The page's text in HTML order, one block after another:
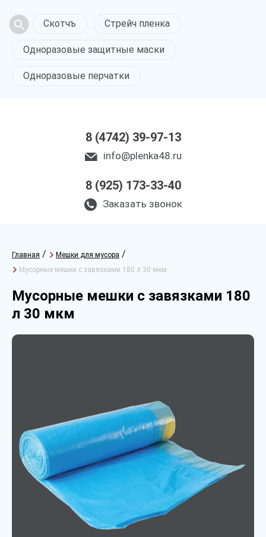
Скотчъ Стрейч пленка
Одноразовые защитные маски
Одноразовые перчатки
8 (4742) 39-97-13
info@plenka48.ru
8 (925) 173-33-40
Заказать звонок
Главная / Мешки для мусора /
Мусорные мешки с завязками 180 л 30 мкм
Мусорные мешки с завязками 180
л 30 мкм